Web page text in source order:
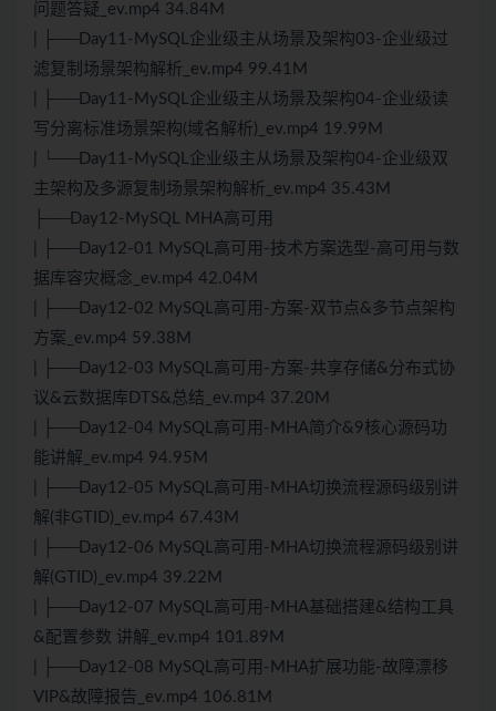
问题答疑_ev.mp4 34.84M
| ├──Day11-MySQL企业级主从场景及架构03-企业级过
滤复制场景架构解析_ev.mp4 99.41M
| ├──Day11-MySQL企业级主从场景及架构04-企业级读
写分离标准场景架构(域名解析)_ev.mp4 19.99M
| └──Day11-MySQL企业级主从场景及架构04-企业级双
主架构及多源复制场景架构解析_ev.mp4 35.43M
├──Day12-MySQL MHA高可用
| ├──Day12-01 MySQL高可用-技术方案选型-高可用与数
据库容灾概念_ev.mp4 42.04M
| ├──Day12-02 MySQL高可用-方案-双节点&多节点架构
方案_ev.mp4 59.38M
| ├──Day12-03 MySQL高可用-方案-共享存储&分布式协
议&云数据库DTS&总结_ev.mp4 37.20M
| ├──Day12-04 MySQL高可用-MHA简介&9核心源码功
能讲解_ev.mp4 94.95M
| ├──Day12-05 MySQL高可用-MHA切换流程源码级别讲
解(非GTID)_ev.mp4 67.43M
| ├──Day12-06 MySQL高可用-MHA切换流程源码级别讲
解(GTID)_ev.mp4 39.22M
| ├──Day12-07 MySQL高可用-MHA基础搭建&结构工具
&配置参数 讲解_ev.mp4 101.89M
| ├──Day12-08 MySQL高可用-MHA扩展功能-故障漂移
VIP&故障报告_ev.mp4 106.81M